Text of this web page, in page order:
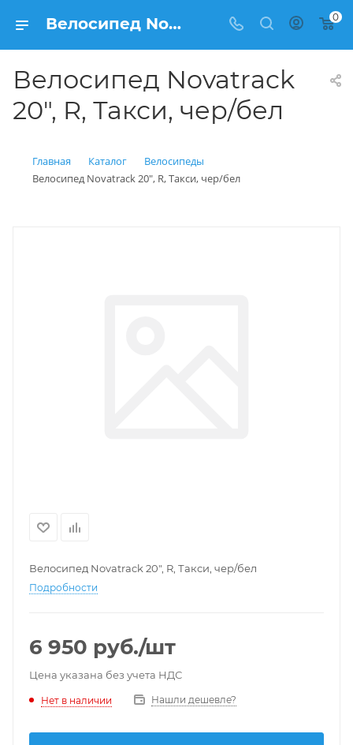
Велосипед Novatrack 20", R, Такси, чер/бел купить: цена 6 950 рублей в Балашихе | Интернет магазин Вело150 0
Велосипед Novatrack
20", R, Такси, чер/бел
Главная Каталог
Велосипеды
Велосипед Novatrack 20", R, Такси, чер/бел
Велосипед Novatrack 20", R, Такси, чер/бел
Подробности
6 950 руб./шт
Цена указана без учета НДС
Нет в наличии Нашли дешевле?